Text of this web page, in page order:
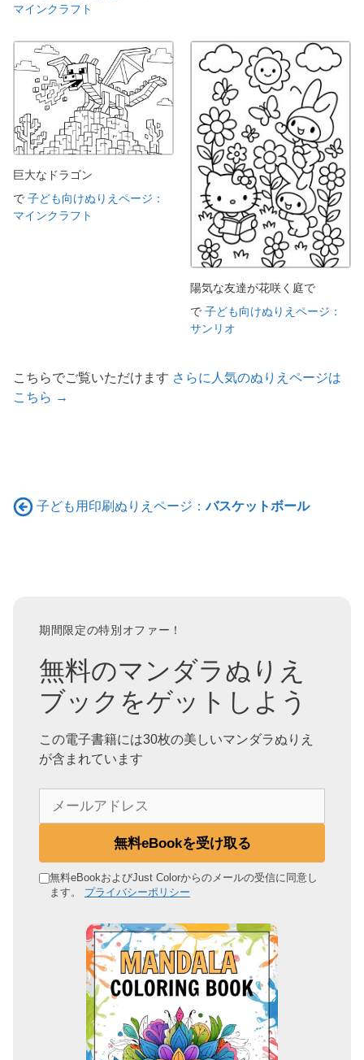
マインクラフト
巨大なドラゴン
で 子ども向けぬりえページ：
マインクラフト
陽気な友達が花咲く庭で
で 子ども向けぬりえページ：
サンリオ
こちらでご覧いただけます さらに人気のぬりえページは
こちら →
子ども用印刷ぬりえページ：バスケットボール
期間限定の特別オファー！
無料のマンダラぬりえ
ブックをゲットしよう
この電子書籍には30枚の美しいマンダラぬりえ
が含まれています
ド
無料eBookを受け取る
無料eBookおよびJust Colorからのメールの受信に同意し
ます。 プライバシーポリシー